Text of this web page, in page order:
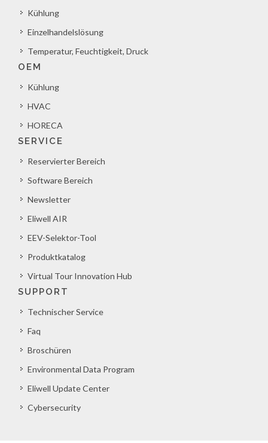
Kühlung
Einzelhandelslösung
Temperatur, Feuchtigkeit, Druck
OEM
Kühlung
HVAC
HORECA
SERVICE
Reservierter Bereich
Software Bereich
Newsletter
Eliwell AIR
EEV-Selektor-Tool
Produktkatalog
Virtual Tour Innovation Hub
SUPPORT
Technischer Service
Faq
Broschüren
Environmental Data Program
Eliwell Update Center
Cybersecurity